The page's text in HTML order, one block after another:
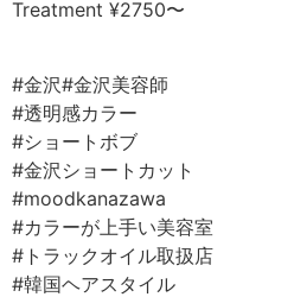
Treatment ¥2750〜
#金沢#金沢美容師⠀
#透明感カラー⠀
#ショートボブ⠀
#金沢ショートカット⠀
#moodkanazawa ⠀
#カラーが上手い美容室⠀
#トラックオイル取扱店⠀
#韓国ヘアスタイル